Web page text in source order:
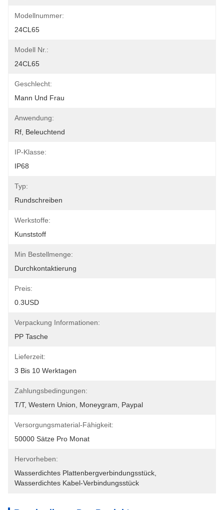
Modellnummer:
24CL65
Modell Nr.:
24CL65
Geschlecht:
Mann Und Frau
Anwendung:
Rf, Beleuchtend
IP-Klasse:
IP68
Typ:
Rundschreiben
Werkstoffe:
Kunststoff
Min Bestellmenge:
Durchkontaktierung
Preis:
0.3USD
Verpackung Informationen:
PP Tasche
Lieferzeit:
3 Bis 10 Werktagen
Zahlungsbedingungen:
T/T, Western Union, Moneygram, Paypal
Versorgungsmaterial-Fähigkeit:
50000 Sätze Pro Monat
Hervorheben:
Wasserdichtes Plattenbergverbindungsstück
Wasserdichtes Kabel-Verbindungsstück